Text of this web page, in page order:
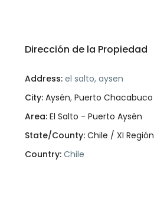
Dirección de la Propiedad
Address: el salto, aysen
City: Aysén, Puerto Chacabuco
Area: El Salto - Puerto Aysén
State/County: Chile / XI Región
Country: Chile